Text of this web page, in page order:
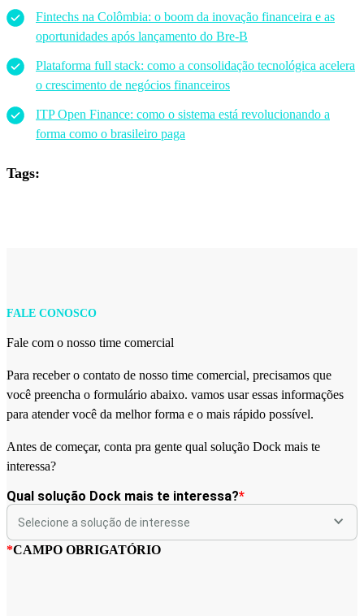
Fintechs na Colômbia: o boom da inovação financeira e as
oportunidades após lançamento do Bre-B
Plataforma full stack: como a consolidação tecnológica acelera
o crescimento de negócios financeiros
ITP Open Finance: como o sistema está revolucionando a
forma como o brasileiro paga
Tags:
FALE CONOSCO
Fale com o nosso time comercial
Para receber o contato de nosso time comercial, precisamos que
você preencha o formulário abaixo. vamos usar essas informações
para atender você da melhor forma e o mais rápido possível.
Antes de começar, conta pra gente qual solução Dock mais te
interessa?
Qual solução Dock mais te interessa?*
*CAMPO OBRIGATÓRIO